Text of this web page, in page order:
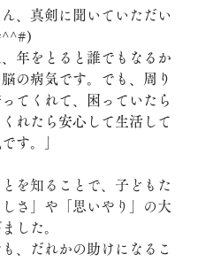
、真剣に聞いていただい
、年をとると誰でもなるか
の病気です。でも、周り
てくれて、困っていたら
れたら安心して生活して
す。」
を知ることで、子どもた
さ」や「思いやり」の大
した。
、だれかの助けになるこ